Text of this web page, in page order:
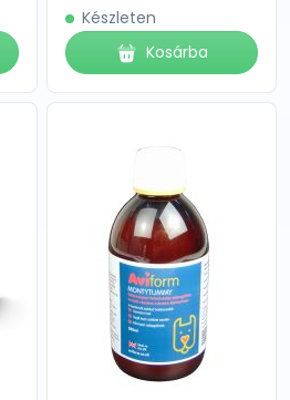
Készleten
Kosárba